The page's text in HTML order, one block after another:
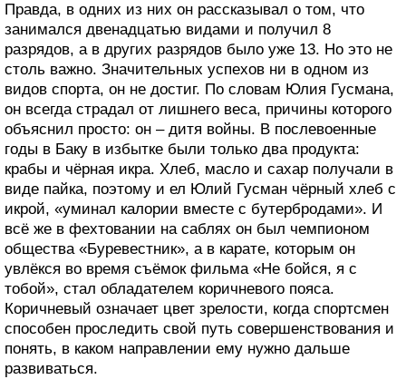
Правда, в одних из них он рассказывал о том, что
занимался двенадцатью видами и получил 8
разрядов, а в других разрядов было уже 13. Но это не
столь важно. Значительных успехов ни в одном из
видов спорта, он не достиг. По словам Юлия Гусмана,
он всегда страдал от лишнего веса, причины которого
объяснил просто: он – дитя войны. В послевоенные
годы в Баку в избытке были только два продукта:
крабы и чёрная икра. Хлеб, масло и сахар получали в
виде пайка, поэтому и ел Юлий Гусман чёрный хлеб с
икрой, «уминал калории вместе с бутербродами». И
всё же в фехтовании на саблях он был чемпионом
общества «Буревестник», а в карате, которым он
увлёкся во время съёмок фильма «Не бойся, я с
тобой», стал обладателем коричневого пояса.
Коричневый означает цвет зрелости, когда спортсмен
способен проследить свой путь совершенствования и
понять, в каком направлении ему нужно дальше
развиваться.